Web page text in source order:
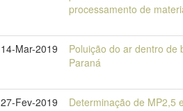
processamento de
14-Mar-2019
Poluição do ar dentro de
Paraná
27-Fev-2019
Determinação de MP2,5